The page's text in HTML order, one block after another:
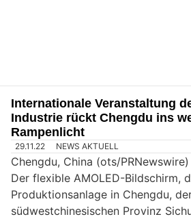
Internationale Veranstaltung
Industrie rückt Chengdu ins
Rampenlicht
29.11.22 NEWS AKTUELL
Chengdu, China (ots/PRNewswire)
Der flexible AMOLED-Bildschirm,
Produktionsanlage in Chengdu,
südwestchinesischen Provinz